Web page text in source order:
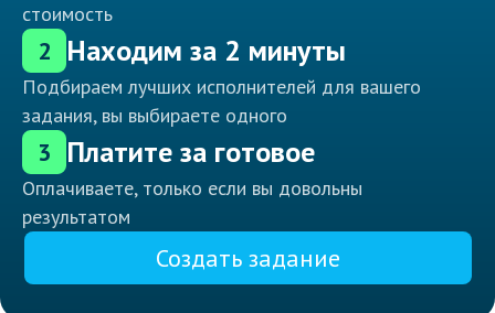
стоимость
2 Находим за 2 минуты
Подбираем лучших исполнителей для вашего
задания, вы выбираете одного
3 Платите за готовое
Оплачиваете, только если вы довольны
результатом
Создать задание